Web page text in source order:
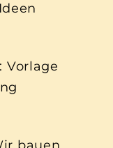
Vorlage